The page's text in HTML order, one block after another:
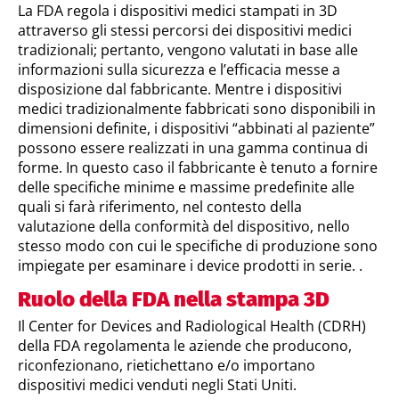
La FDA regola i dispositivi medici stampati in 3D
attraverso gli stessi percorsi dei dispositivi medici
tradizionali; pertanto, vengono valutati in base alle
informazioni sulla sicurezza e l’efficacia messe a
disposizione dal fabbricante. Mentre i dispositivi
medici tradizionalmente fabbricati sono disponibili in
dimensioni definite, i dispositivi “abbinati al paziente”
possono essere realizzati in una gamma continua di
forme. In questo caso il fabbricante è tenuto a fornire
delle specifiche minime e massime predefinite alle
quali si farà riferimento, nel contesto della
valutazione della conformità del dispositivo, nello
stesso modo con cui le specifiche di produzione sono
impiegate per esaminare i device prodotti in serie. .
Ruolo della FDA nella stampa 3D
Il Center for Devices and Radiological Health (CDRH)
della FDA regolamenta le aziende che producono,
riconfezionano, rietichettano e/o importano
dispositivi medici venduti negli Stati Uniti.